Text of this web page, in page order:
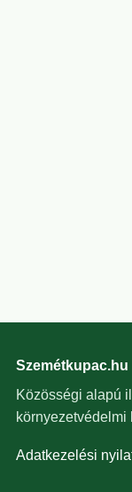
Szemétkupac.hu
Közösségi alapú
környezetvédelmi
Adatkezelési